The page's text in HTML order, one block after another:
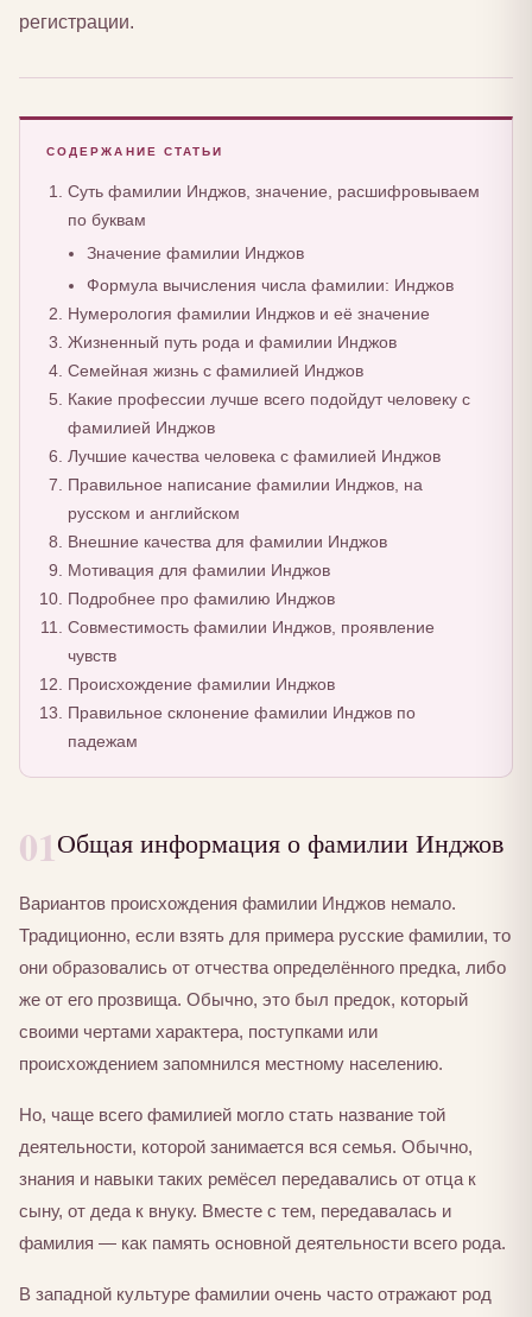
регистрации.
СОДЕРЖАНИЕ СТАТЬИ
Суть фамилии Инджов, значение, расшифровываем
по буквам
Значение фамилии Инджов
Формула вычисления числа фамилии: Инджов
Нумерология фамилии Инджов и её значение
Жизненный путь рода и фамилии Инджов
Семейная жизнь с фамилией Инджов
Какие профессии лучше всего подойдут человеку с
фамилией Инджов
Лучшие качества человека с фамилией Инджов
Правильное написание фамилии Инджов, на
русском и английском
Внешние качества для фамилии Инджов
Мотивация для фамилии Инджов
Подробнее про фамилию Инджов
Совместимость фамилии Инджов, проявление
чувств
Происхождение фамилии Инджов
Правильное склонение фамилии Инджов по
падежам
01Общая информация о фамилии Инджов
Вариантов происхождения фамилии Инджов немало.
Традиционно, если взять для примера русские фамилии, то
они образовались от отчества определённого предка, либо
же от его прозвища. Обычно, это был предок, который
своими чертами характера, поступками или
происхождением запомнился местному населению.
Но, чаще всего фамилией могло стать название той
деятельности, которой занимается вся семья. Обычно,
знания и навыки таких ремёсел передавались от отца к
сыну, от деда к внуку. Вместе с тем, передавалась и
фамилия — как память основной деятельности всего рода.
В западной культуре фамилии очень часто отражают род